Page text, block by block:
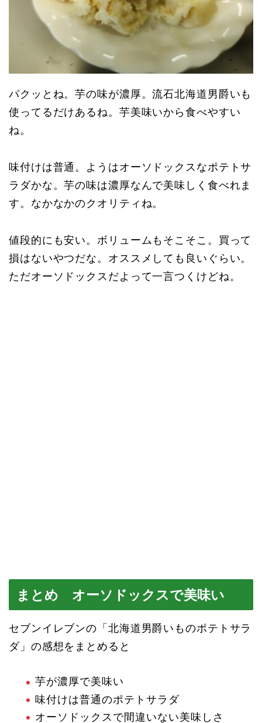
パクッとね。芋の味が濃厚。流石北海道男爵いも
使ってるだけあるね。芋美味いから食べやすい
ね。
味付けは普通。ようはオーソドックスなポテトサ
ラダかな。芋の味は濃厚なんで美味しく食べれま
す。なかなかのクオリティね。
値段的にも安い。ボリュームもそこそこ。買って
損はないやつだな。オススメしても良いぐらい。
ただオーソドックスだよって一言つくけどね。
まとめ オーソドックスで美味い
セブンイレブンの「北海道男爵いものポテトサラ
ダ」の感想をまとめると
芋が濃厚で美味い
味付けは普通のポテトサラダ
オーソドックスで間違いない美味しさ